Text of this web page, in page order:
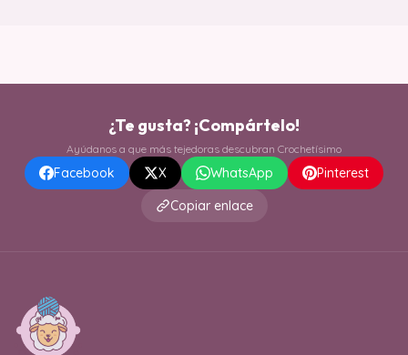
¿Te gusta? ¡Compártelo!
Ayúdanos a que más tejedoras descubran Crochetísimo
Facebook X WhatsApp
Pinterest
Copiar enlace